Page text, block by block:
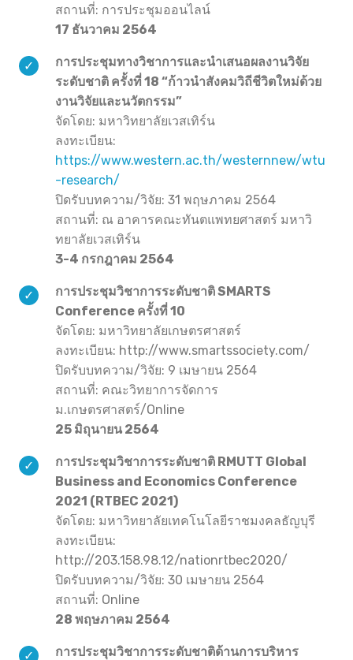
สถานที่: การประชุมออนไลน์
17 ธันวาคม 2564
การประชุมทางวิชาการและนำเสนอผลงานวิจัย
ระดับชาติ ครั้งที่ 18 “ก้าวนำสังคมวิถีชีวิตใหม่ด้วย
งานวิจัยและนวัตกรรม”
จัดโดย: มหาวิทยาลัยเวสเทิร์น
ลงทะเบียน:
https://www.western.ac.th/westernnew/wtu
-research/
ปิดรับบทความ/วิจัย: 31 พฤษภาคม 2564
สถานที่: ณ อาคารคณะทันตแพทยศาสตร์ มหาวิ
ทยาลัยเวสเทิร์น
3-4 กรกฎาคม 2564
การประชุมวิชาการระดับชาติ SMARTS
Conference ครั้งที่ 10
จัดโดย: มหาวิทยาลัยเกษตรศาสตร์
ลงทะเบียน: http://www.smartssociety.com/
ปิดรับบทความ/วิจัย: 9 เมษายน 2564
สถานที่: คณะวิทยาการจัดการ
ม.เกษตรศาสตร์/Online
25 มิถุนายน 2564
การประชุมวิชาการระดับชาติ RMUTT Global
Business and Economics Conference
2021 (RTBEC 2021)
จัดโดย: มหาวิทยาลัยเทคโนโลยีราชมงคลธัญบุรี
ลงทะเบียน:
http://203.158.98.12/nationrtbec2020/
ปิดรับบทความ/วิจัย: 30 เมษายน 2564
สถานที่: Online
28 พฤษภาคม 2564
การประชุมวิชาการระดับชาติด้านการบริหาร